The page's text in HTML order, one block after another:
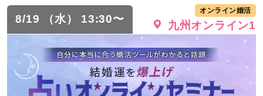
8/19 （水） 13:30〜
オンライン婚活
九州オンライン1